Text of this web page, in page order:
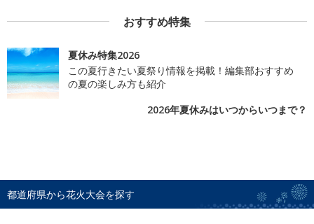
おすすめ特集
夏休み特集2026
この夏行きたい夏祭り情報を掲載！編集部おすすめ
の夏の楽しみ方も紹介
2026年夏休みはいつからいつまで？
都道府県から花火大会を探す